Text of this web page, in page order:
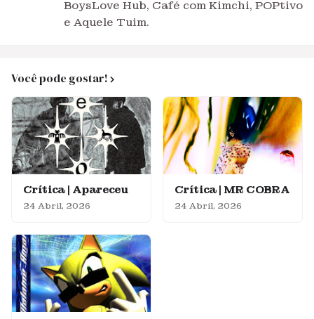
BoysLove Hub, Café com Kimchi, POPtivo
e Aquele Tuim.
Você pode gostar!
Crítica | Apareceu
24 Abril, 2026
Crítica | MR COBRA
24 Abril, 2026